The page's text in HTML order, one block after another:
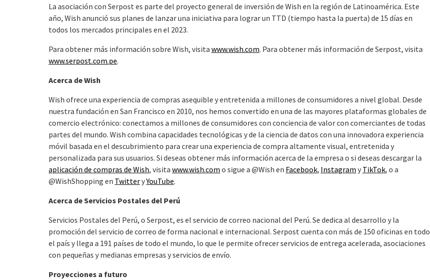
La asociación con Serpost es parte del proyecto general de inversión de Wish en la región de Latinoamérica. Este
año, Wish anunció sus planes de lanzar una iniciativa para lograr un TTD (tiempo hasta la puerta) de 15 días en
todos los mercados principales en el 2023.
Para obtener más información sobre Wish, visita www.wish.com. Para obtener más información de Serpost, visita
www.serpost.com.pe.
Acerca de Wish
Wish ofrece una experiencia de compras asequible y entretenida a millones de consumidores a nivel global. Desde
nuestra fundación en San Francisco en 2010, nos hemos convertido en una de las mayores plataformas globales de
comercio electrónico: conectamos a millones de consumidores con conciencia de valor con comerciantes de todas
partes del mundo. Wish combina capacidades tecnológicas y de la ciencia de datos con una innovadora experiencia
móvil basada en el descubrimiento para crear una experiencia de compra altamente visual, entretenida y
personalizada para sus usuarios. Si deseas obtener más información acerca de la empresa o si deseas descargar la
aplicación de compras de Wish, visita www.wish.com o sigue a @Wish en Facebook, Instagram y TikTok, o a
@WishShopping en TwitteryYouTube.
Acerca de Servicios Postales del Perú
Servicios Postales del Perú, o Serpost, es el servicio de correo nacional del Perú. Se dedica al desarrollo y la
promoción del servicio de correo de forma nacional e internacional. Serpost cuenta con más de 150 oficinas en todo
el país y llega a 191 países de todo el mundo, lo que le permite ofrecer servicios de entrega acelerada, asociaciones
con pequeñas y medianas empresas y servicios de envío.
Proyecciones a futuro